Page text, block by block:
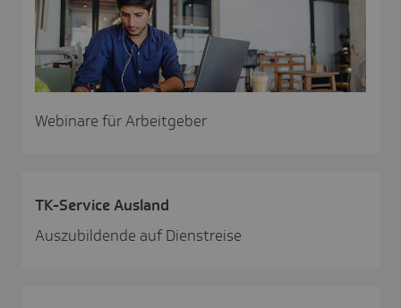
Webinare für Arbeitgeber
TK-Service Ausland
Auszubildende auf Dienstreise